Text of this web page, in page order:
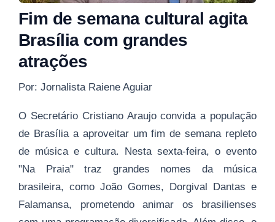
Fim de semana cultural agita
Brasília com grandes
atrações
Por: Jornalista Raiene Aguiar
O Secretário Cristiano Araujo convida a população
de Brasília a aproveitar um fim de semana repleto
de música e cultura. Nesta sexta-feira, o evento
"Na Praia" traz grandes nomes da música
brasileira, como João Gomes, Dorgival Dantas e
Falamansa, prometendo animar os brasilienses